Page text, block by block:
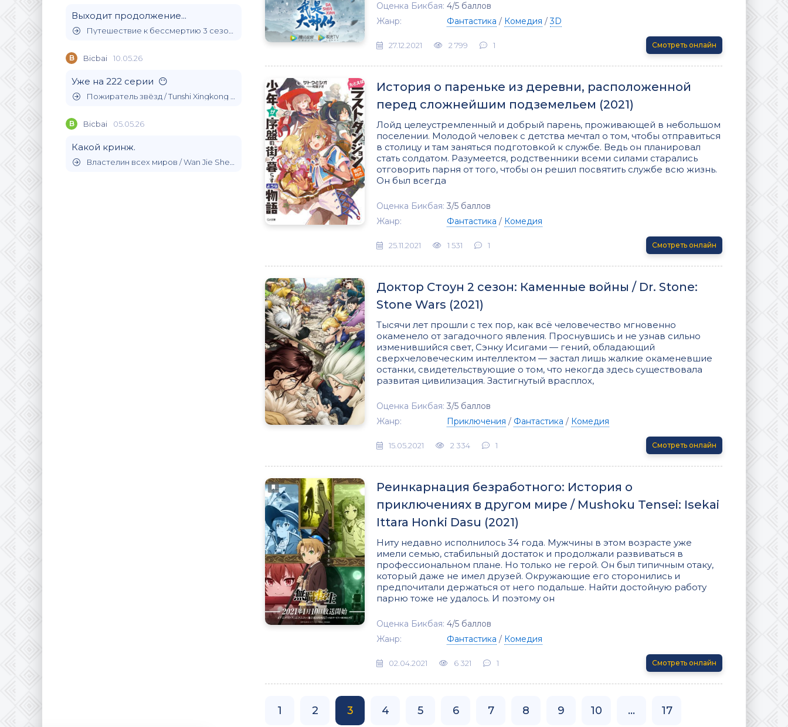
Выходит продолжение...
Путешествие к бессмертию 3 сезон / (2024)
B Bicbai 10.05.26
Уже на 222 серии 😶
Пожиратель звёзд / Tunshi Xingkong (2020)
B Bicbai 05.05.26
Какой кринж.
Властелин всех миров / Wan Jie Shen Zhu (2019)
Оценка Бикбая: 4/5 баллов
Жанр:
Фантастика / Комедия /3D
27.12.2021 2 799 1 Смотреть онлайн
История о пареньке из деревни, расположенной
перед сложнейшим подземельем (2021)
Лойд целеустремленный и добрый парень, проживающей в небольшом
поселении. Молодой человек с детства мечтал о том, чтобы отправиться
в столицу и там заняться подготовкой к службе. Ведь он планировал
стать солдатом. Разумеется, родственники всеми силами старались
отговорить парня от того, чтобы он решил посвятить службе всю жизнь.
Он был всегда
Оценка Бикбая: 3/5 баллов
Жанр:
Фантастика / Комедия
25.11.2021 1 531 1 Смотреть онлайн
Доктор Стоун 2 сезон: Каменные войны / Dr. Stone:
Stone Wars (2021)
Тысячи лет прошли с тех пор, как всё человечество мгновенно
окаменело от загадочного явления. Проснувшись и не узнав сильно
изменившийся свет, Сэнку Исигами — гений, обладающий
сверхчеловеческим интеллектом — застал лишь жалкие окаменевшие
останки, свидетельствующие о том, что некогда здесь существовала
развитая цивилизация. Застигнутый врасплох,
Оценка Бикбая: 3/5 баллов
Жанр:
Приключения / Фантастика / Комедия
15.05.2021 2 334 1 Смотреть онлайн
Реинкарнация безработного: История о
приключениях в другом мире / Mushoku Tensei: Isekai
Ittara Honki Dasu (2021)
Ниту недавно исполнилось 34 года. Мужчины в этом возрасте уже
имели семью, стабильный достаток и продолжали развиваться в
профессиональном плане. Но только не герой. Он был типичным отаку,
который даже не имел друзей. Окружающие его сторонились и
предпочитали держаться от него подальше. Найти достойную работу
парню тоже не удалось. И поэтому он
Оценка Бикбая: 4/5 баллов
Жанр:
Фантастика / Комедия
02.04.2021 6 321 1 Смотреть онлайн
1 2 3 4 5 6 7 8 9 10 ... 17